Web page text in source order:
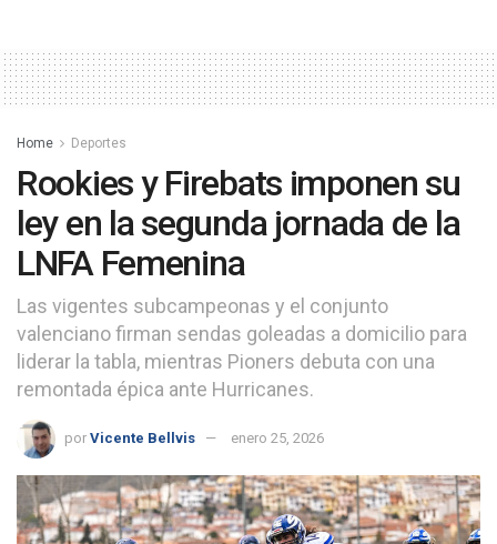
Home Deportes
Rookies y Firebats imponen su
ley en la segunda jornada de la
LNFA Femenina
Las vigentes subcampeonas y el conjunto
valenciano firman sendas goleadas a domicilio para
liderar la tabla, mientras Pioners debuta con una
remontada épica ante Hurricanes.
por Vicente Bellvis enero 25, 2026